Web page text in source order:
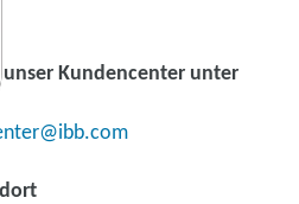
Kundencenter unter